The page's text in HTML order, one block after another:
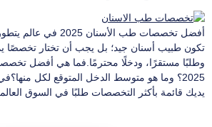
أفضل تخصصات طب
تكون طبيب أسنان جيد؛ بل يجب أن تختار تخصصًا
وطلبًا مستقرًا، ودخلًا محترمًا.فما هي أفضل
2025؟ وما هو متوسط الدخل المتوقع لكل
يديك قائمة بأكثر التخصصات طلبًا في السوق